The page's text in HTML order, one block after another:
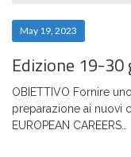
May 19, 2023
Edizione 19-30
OBIETTIVO Fornire
preparazione ai nuovi
EUROPEAN CAREERS…